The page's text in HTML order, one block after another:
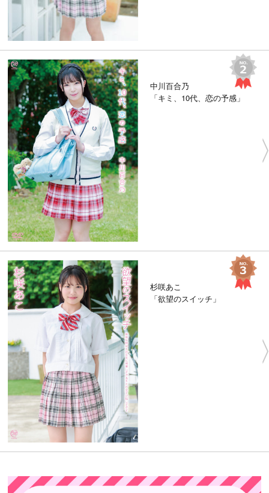
中川百合乃
「キミ、10代、恋の予感」
杉咲あこ
「欲望のスイッチ」